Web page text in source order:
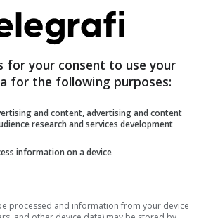
i ofruar nga qytetarët
e hetimeve.
for your consent to use your
for the following purposes:
and content, advertising and content
research and services development
information on a device
processed and information from your device